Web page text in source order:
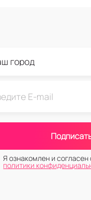
Я ознакомлен и
политики